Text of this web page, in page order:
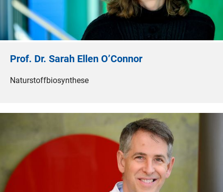
Prof. Dr. Sarah Ellen O’Connor
Naturstoffbiosynthese